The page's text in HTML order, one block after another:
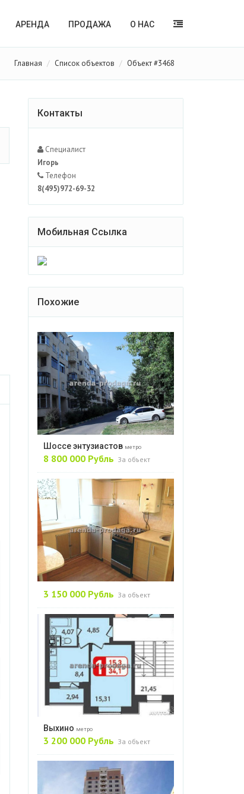
АРЕНДА ПРОДАЖА О НАС
Главная Список объектов Объект #3468
Контакты
Специалист
Игорь
Телефон
8(495)972-69-32
Мобильная Ссылка
Похожие
Шоссе энтузиастов метро
8 800 000 Рубль За объект
3 150 000 Рубль За объект
Выхино метро
3 200 000 Рубль За объект